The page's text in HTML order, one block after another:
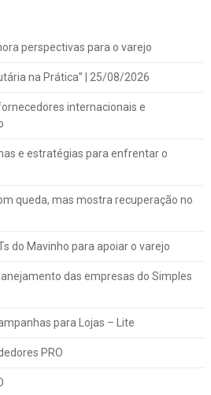
perspectivas para o varejo
na Prática” | 25/08/2026
internacionais e
e estratégias para enfrentar o
queda, mas mostra recuperação no
do Mavinho para apoiar o varejo
das empresas do Simples
para Lojas – Lite
PRO